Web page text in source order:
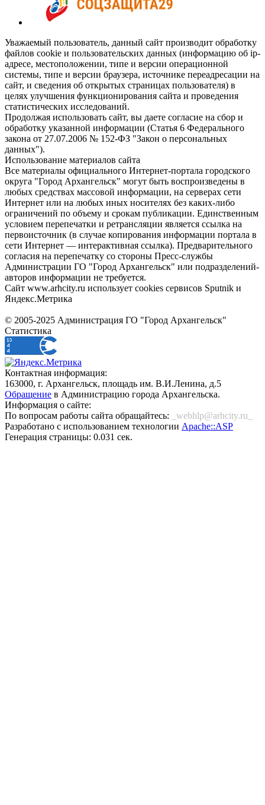
Уважаемый пользователь, данный сайт производит обработку
файлов cookie и пользовательских данных (информацию об ip-
адресе, местоположении, типе и версии операционной
системы, типе и версии браузера, источнике переадресации на
сайт, и сведения об открытых страницах пользователя) в
целях улучшения функционирования сайта и проведения
статистических исследований.
Продолжая использовать сайт, вы даете согласие на сбор и
обработку указанной информации (Статья 6 Федерального
закона от 27.07.2006 № 152-ФЗ "Закон о персональных
данных").
Использование материалов сайта
Все материалы официального Интернет-портала городского
округа "Город Архангельск" могут быть воспроизведены в
любых средствах массовой информации, на серверах сети
Интернет или на любых иных носителях без каких-либо
ограничений по объему и срокам публикации. Единственным
условием перепечатки и ретрансляции является ссылка на
первоисточник (в случае копирования информации портала в
сети Интернет — интерактивная ссылка). Предварительного
согласия на перепечатку со стороны Пресс-службы
Администрации ГО "Город Архангельск" или подразделений-
авторов информации не требуется.
Сайт www.arhcity.ru использует cookies сервисов Sputnik и
Яндекс.Метрика
© 2005-2025 Администрация ГО "Город Архангельск"
Статистика
Контактная информация:
163000, г. Архангельск, площадь им. В.И.Ленина, д.5
Обращение в Администрацию города Архангельска.
Информация о сайте:
По вопросам работы сайта обращайтесь:
_webhlp@arhcity.ru_
Разработано с использованием технологии Apache::ASP
Генерация страницы: 0.031 сек.